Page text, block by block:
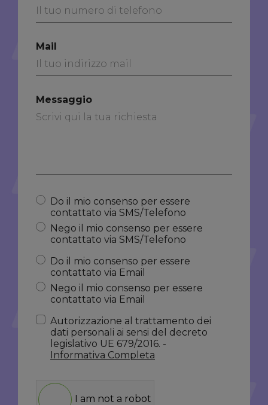
Mail
Messaggio
Do il mio consenso per essere
contattato via SMS/Telefono
Nego il mio consenso per essere
contattato via SMS/Telefono
Do il mio consenso per essere
contattato via Email
Nego il mio consenso per essere
contattato via Email
Autorizzazione al trattamento dei
dati personali ai sensi del decreto
legislativo UE 679/2016. -
Informativa Completa
I am not a robot